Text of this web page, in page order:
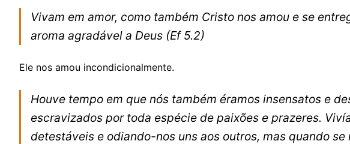
Vivam em amor, como também Cristo nos amou e se
aroma agradável a Deus (Ef 5.2)
Ele nos amou incondicionalmente.
Houve tempo em que nós também éramos insensatos e
escravizados por toda espécie de paixões e prazeres.
detestáveis e odiando-nos uns aos outros, mas quando